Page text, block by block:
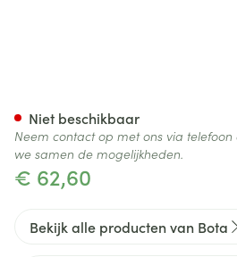
€ 62,60
Niet beschikbaar
Neem contact op met ons via
we samen de mogelijkheden.
Bekijk alle producten van Bota